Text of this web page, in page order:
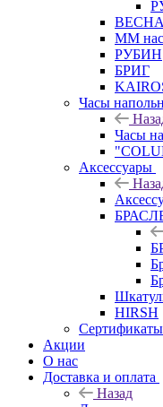
ВЕСНА
ММ
РУБИН
БРИГ
Часы
Часы
Аксессуары
HIRSH
Сертификаты
Акции
О нас
Доставка и оплата
Назад